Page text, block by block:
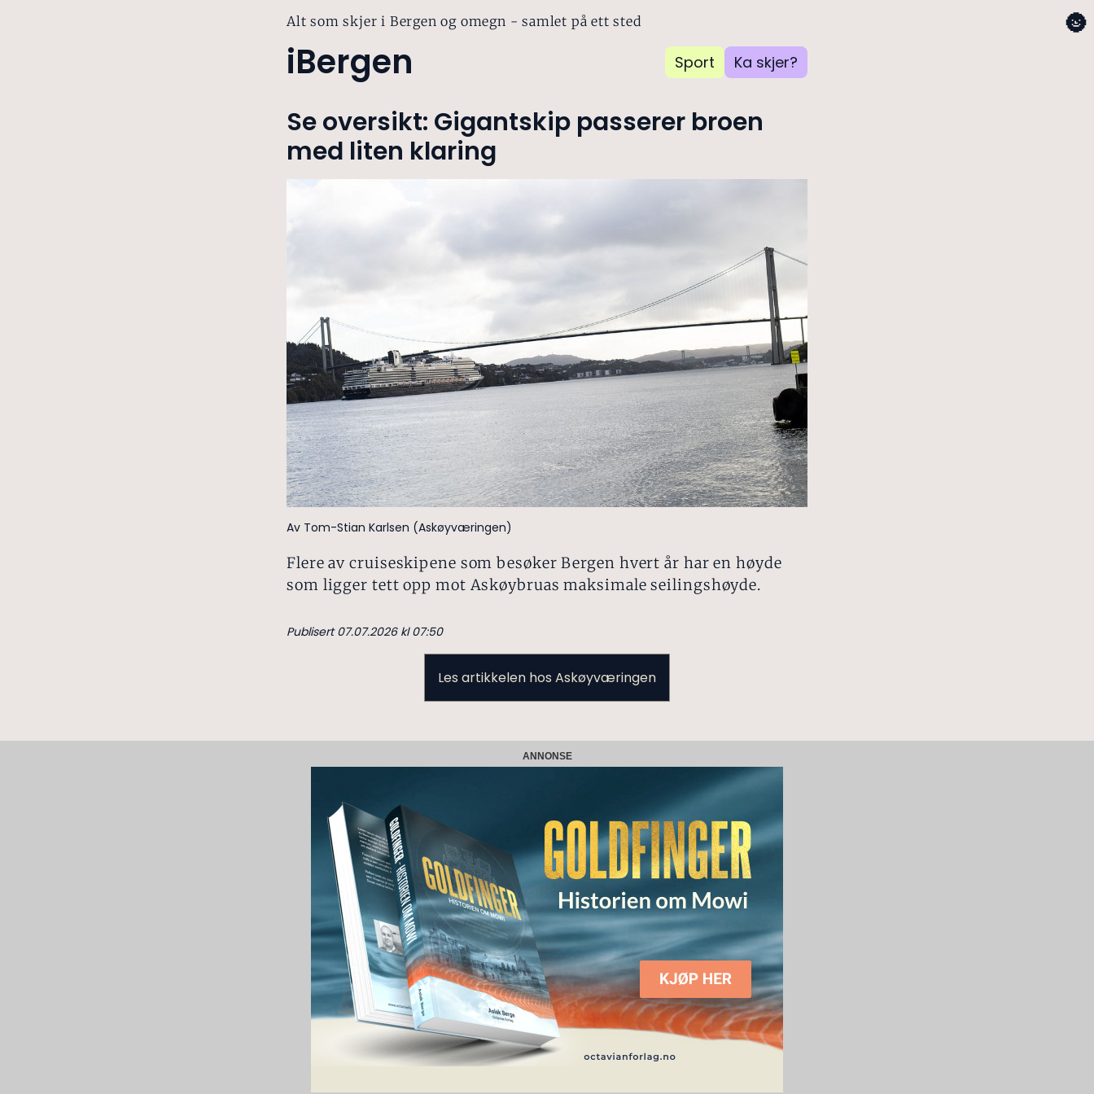
Alt som skjer i Bergen og omegn - samlet på ett sted
iBergen Sport Ka skjer?
🌚
Se oversikt: Gigantskip passerer broen
med liten klaring
Av Tom-Stian Karlsen (Askøyværingen)
Flere av cruiseskipene som besøker Bergen hvert år har en høyde
som ligger tett opp mot Askøybruas maksimale seilingshøyde.
Publisert 07.07.2026 kl 07:50
Les artikkelen hos Askøyværingen
ANNONSE